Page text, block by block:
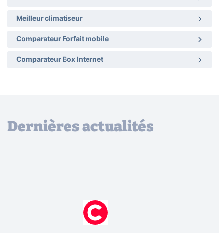
Meilleur climatiseur
Comparateur Forfait mobile
Comparateur Box Internet
Dernières actualités